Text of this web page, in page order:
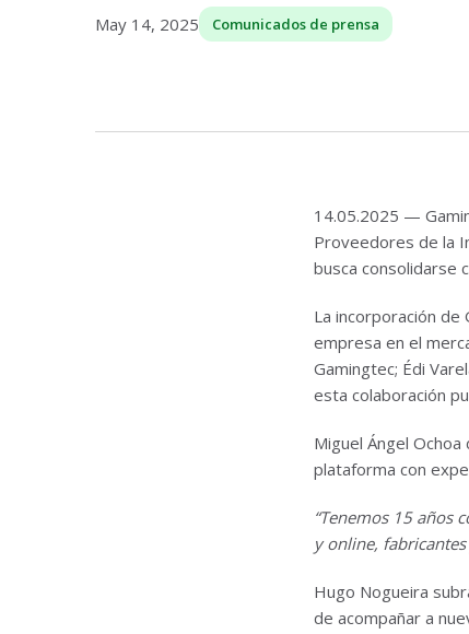
May 14, 2025 Comunicados de prensa
14.05.2025 —
Proveedores de la
busca consolidarse
La incorporación de
empresa en el
Gamingtec; Édi
esta colaboración
Miguel Ángel
plataforma con
“Tenemos 15 años
y online,
Hugo Nogueira
de acompañar a